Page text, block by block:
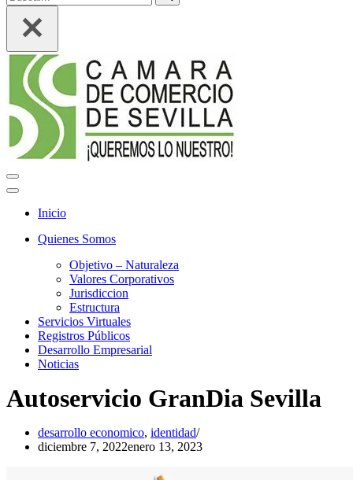
Menú
de
Menú
navegación
Inicio
Quienes Somos
Objetivo – Naturaleza
Valores Corporativos
Jurisdiccion
Estructura
Servicios Virtuales
Registros Públicos
Desarrollo Empresarial
Noticias
Autoservicio GranDia Sevilla
desarrollo economico, identidad
diciembre 7, 2022enero 13, 2023